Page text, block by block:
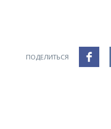
ПОДЕЛИТЬСЯ